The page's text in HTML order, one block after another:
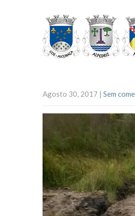
Agosto 30, 2017 | Sem